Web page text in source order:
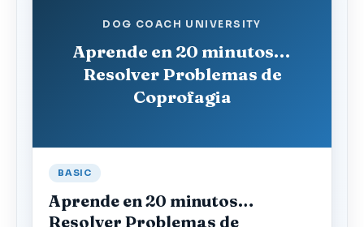
DOG COACH UNIVERSITY
Aprende en 20 minutos…
Resolver Problemas de
Coprofagia
BASIC
Aprende en 20 minutos…
Resolver Problemas de